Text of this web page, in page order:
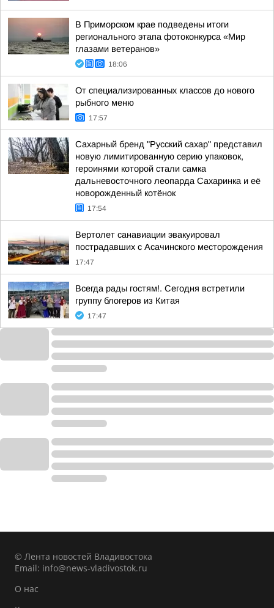
В Приморском крае подведены итоги
регионального этапа фотоконкурса «Мир
глазами ветеранов»
18:06
От специализированных классов до нового
рыбного меню
17:57
Сахарный бренд "Русский сахар" представил
новую лимитированную серию упаковок,
героинями которой стали самка
дальневосточного леопарда Сахаринка и её
новорожденный котёнок
17:54
Вертолет санавиации эвакуировал
пострадавших с Асачинского месторождения
17:47
Всегда рады гостям!. Сегодня встретили
группу блогеров из Китая
17:47
© Лента новостей Владивостока
Email: info@news-vladivostok.ru
О нас